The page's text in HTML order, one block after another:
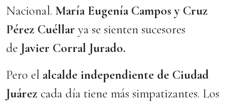
Nacional. María Eugenía Campos y Cruz
Pérez Cuéllar ya se sienten sucesores
de Javier Corral Jurado.
Pero el alcalde independiente de Ciudad
Juárez cada día tiene más simpatizantes. Los